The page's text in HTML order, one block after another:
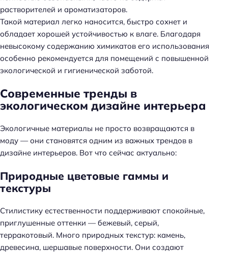
растворителей и ароматизаторов.
Такой материал легко наносится, быстро сохнет и
обладает хорошей устойчивостью к влаге. Благодаря
невысокому содержанию химикатов его использования
особенно рекомендуется для помещений с повышенной
экологической и гигиенической заботой.
Современные тренды в
экологическом дизайне интерьера
Экологичные материалы не просто возвращаются в
моду — они становятся одним из важных трендов в
дизайне интерьеров. Вот что сейчас актуально:
Природные цветовые гаммы и
текстуры
Стилистику естественности поддерживают спокойные,
приглушенные оттенки — бежевый, серый,
терракотовый. Много природных текстур: камень,
древесина, шершавые поверхности. Они создают